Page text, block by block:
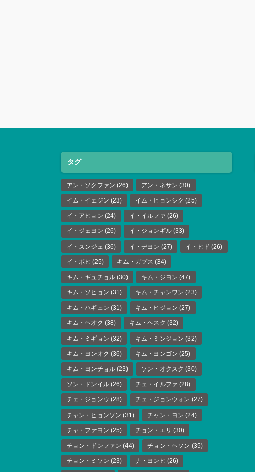
タグ
アン・ソクファン (26) アン・ネサン (30)
イム・イェジン (23) イム・ヒョンシク (25)
イ・アヒョン (24) イ・イルファ (26)
イ・ジェヨン (26) イ・ジョンギル (33)
イ・スンジェ (36) イ・デヨン (27) イ・ヒド (26)
イ・ボヒ (25) キム・ガプス (34)
キム・ギュチョル (30) キム・ジヨン (47)
キム・ソヒョン (31) キム・チャンワン (23)
キム・ハギュン (31) キム・ヒジョン (27)
キム・ヘオク (38) キム・ヘスク (32)
キム・ミギョン (32) キム・ミンジョン (32)
キム・ヨンオク (36) キム・ヨンゴン (25)
キム・ヨンチョル (23) ソン・オクスク (30)
ソン・ドンイル (26) チェ・イルファ (28)
チェ・ジョンウ (28) チェ・ジョンウォン (27)
チャン・ヒョンソン (31) チャン・ヨン (24)
チャ・ファヨン (25) チョン・エリ (30)
チョン・ドンファン (44) チョン・ヘソン (35)
チョン・ミソン (23) ナ・ヨンヒ (26)